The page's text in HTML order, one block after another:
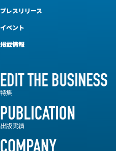
プレスリリース
イベント
掲載情報
特集
出版実績